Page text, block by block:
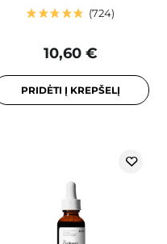
724
10,60 €
PRIDĖTI Į KREPŠELĮ